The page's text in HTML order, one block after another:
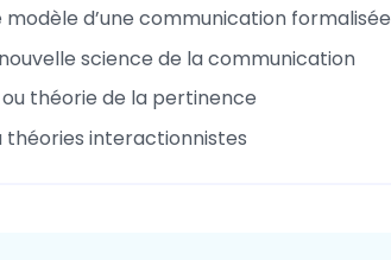
d’une communication formalisée
science de la communication
théorie de la pertinence
théories interactionnistes